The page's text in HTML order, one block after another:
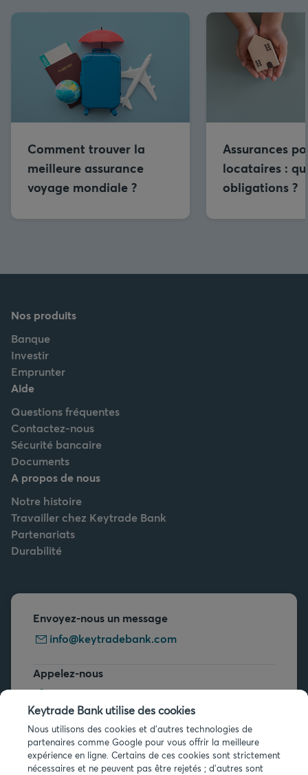
Comment trouver la
meilleure assurance
voyage mondiale ?
Assurances
locataires :
obligations ?
Nos produits
Banque
Investir
Emprunter
Aide
Questions fréquentes
Contactez-nous
Sécurité bancaire
Documents
A propos de nous
Notre histoire
Travailler chez Keytrade Bank
Partenariats
Durabilité
Envoyez-nous un message
info@keytradebank.com
Appelez-nous
+32 2 679 90 00
Vous avez des questions ?
Questions fréquentes
Keytrade Bank utilise des cookies
Nous utilisons des cookies et d'autres technologies de
partenaires comme Google pour vous offrir la meilleure
expérience en ligne. Certains de ces cookies sont strictement
nécessaires et ne peuvent pas être rejetés ; d'autres sont